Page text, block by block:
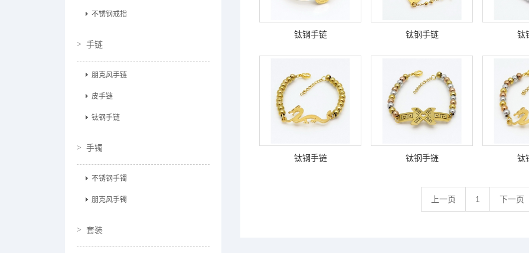
不锈钢戒指
手链
朋克风手链
皮手链
钛钢手链
手镯
不锈钢手镯
朋克风手镯
套装
钛钢手链 钛钢手链 钛
钛钢手链 钛钢手链 钛
上一页 1 下一页